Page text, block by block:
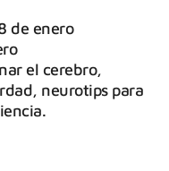
de enero
el cerebro,
neurotips para